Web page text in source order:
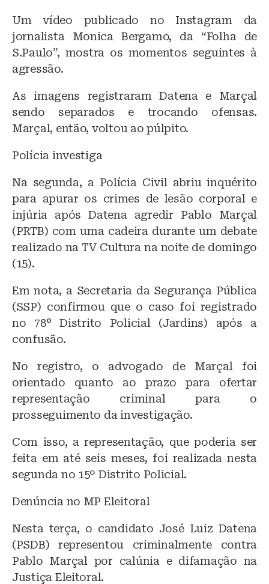
Um vídeo publicado no Instagram da
jornalista Monica Bergamo, da “Folha de
S.Paulo”, mostra os momentos seguintes à
agressão.
As imagens registraram Datena e Marçal
sendo separados e trocando ofensas.
Marçal, então, voltou ao púlpito.
Polícia investiga
Na segunda, a Polícia Civil abriu inquérito
para apurar os crimes de lesão corporal e
injúria após Datena agredir Pablo Marçal
(PRTB) com uma cadeira durante um debate
realizado na TV Cultura na noite de domingo
(15).
Em nota, a Secretaria da Segurança Pública
(SSP) confirmou que o caso foi registrado
no 78° Distrito Policial (Jardins) após a
confusão.
No registro, o advogado de Marçal foi
orientado quanto ao prazo para ofertar
representação criminal para o
prosseguimento da investigação.
Com isso, a representação, que poderia ser
feita em até seis meses, foi realizada nesta
segunda no 15º Distrito Policial.
Denúncia no MP Eleitoral
Nesta terça, o candidato José Luiz Datena
(PSDB) representou criminalmente contra
Pablo Marçal por calúnia e difamação na
Justiça Eleitoral.